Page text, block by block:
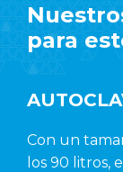
para
Con un
los 90 litros,